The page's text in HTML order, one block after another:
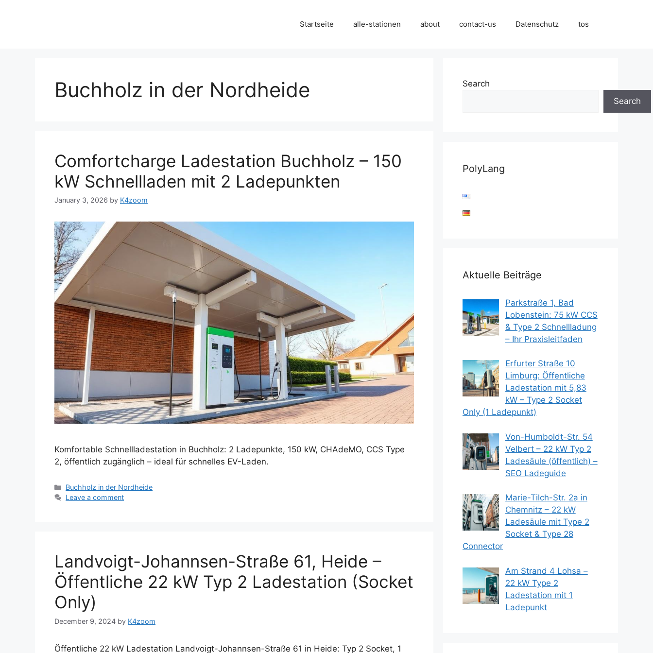
Startseite alle-stationen about contact-us Datenschutz tos
Buchholz in der Nordheide
Comfortcharge Ladestation Buchholz – 150
kW Schnellladen mit 2 Ladepunkten
January 3, 2026 by K4zoom
Komfortable Schnellladestation in Buchholz: 2 Ladepunkte, 150 kW, CHAdeMO, CCS Type
2, öffentlich zugänglich – ideal für schnelles EV-Laden.
Categories
Buchholz in der Nordheide
Leave a comment
Landvoigt-Johannsen-Straße 61, Heide –
Öffentliche 22 kW Typ 2 Ladestation (Socket
Only)
December 9, 2024 by K4zoom
Öffentliche 22 kW Ladestation Landvoigt-Johannsen-Straße 61 in Heide: Typ 2 Socket, 1
Search
Search
PolyLang
Aktuelle Beiträge
Parkstraße 1, Bad
Lobenstein: 75 kW CCS
& Type 2 Schnellladung
– Ihr Praxisleitfaden
Erfurter Straße 10
Limburg: Öffentliche
Ladestation mit 5,83
kW – Type 2 Socket
Only (1 Ladepunkt)
Von-Humboldt-Str. 54
Velbert – 22 kW Typ 2
Ladesäule (öffentlich) –
SEO Ladeguide
Marie-Tilch-Str. 2a in
Chemnitz – 22 kW
Ladesäule mit Type 2
Socket & Type 28
Connector
Am Strand 4 Lohsa –
22 kW Type 2
Ladestation mit 1
Ladepunkt